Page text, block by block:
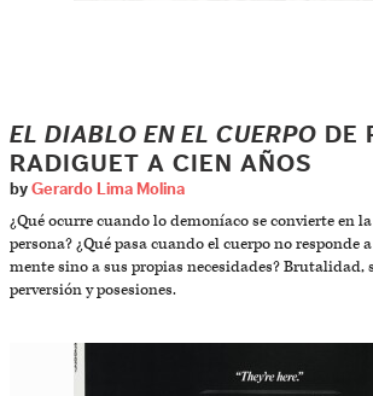
EL DIABLO EN EL CUERPO DE
RADIGUET A CIEN AÑOS
by Gerardo Lima Molina
¿Qué ocurre cuando lo demoníaco se convierte en
persona? ¿Qué pasa cuando el cuerpo no responde
mente sino a sus propias necesidades? Brutalidad,
perversión y posesiones.